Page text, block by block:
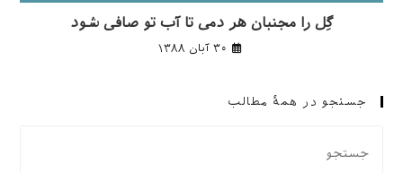
گِل را مجنبان هر دمی تا آب تو صافی شود
۳۰ آبان ۱۳۸۸
جستجو در همهٔ مطالب